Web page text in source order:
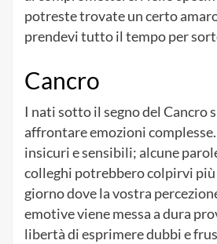
potreste trovate un certo
prendevi tutto il tempo per
Cancro
I nati sotto il segno del Cancro
affrontare emozioni
insicuri e sensibili; alcune
colleghi potrebbero colpirvi più
giorno dove la vostra
emotive viene messa a dura
libertà di esprimere dubbi e